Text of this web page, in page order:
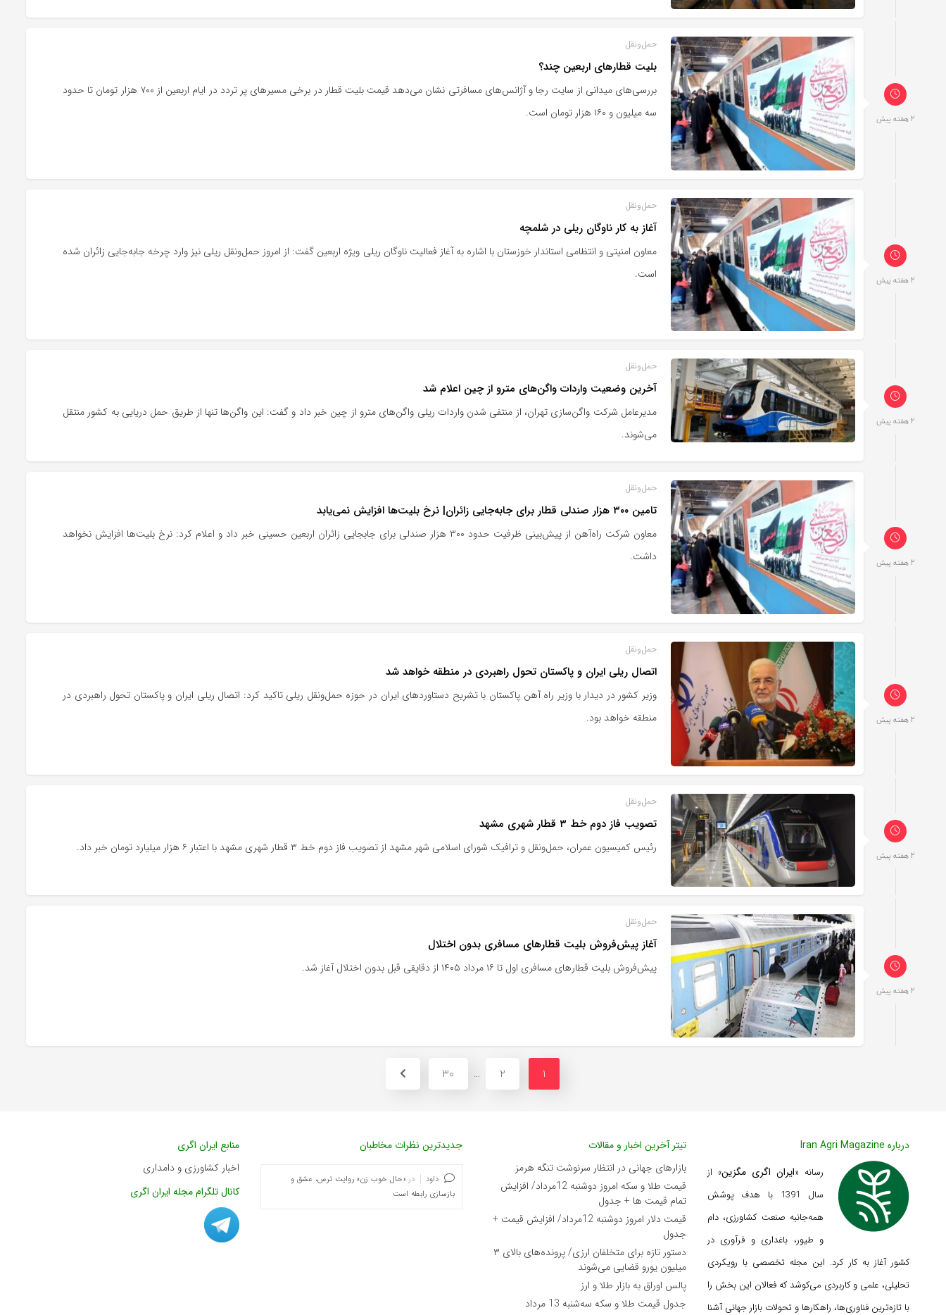
2 هفته پیش
حمل‌و‌نقل
بلیت قطارهای اربعین چند؟
بررسی‌های میدانی از سایت رجا و آژانس‌های مسافرتی نشان می‌دهد قیمت بلیت قطار در برخی مسیرهای پر تردد در ایام اربعین از ۷۰۰ هزار تومان تا حدود
سه میلیون و ۱۶۰ هزار تومان است.
2 هفته پیش
حمل‌و‌نقل
آغاز به کار ناوگان ریلی در شلمچه
معاون امنیتی و انتظامی استاندار خوزستان با اشاره به آغاز فعالیت ناوگان ریلی ویژه اربعین گفت: از امروز حمل‌ونقل ریلی نیز وارد چرخه جابه‌جایی زائران شده
است.
2 هفته پیش
حمل‌و‌نقل
آخرین وضعیت واردات واگن‌های مترو از چین اعلام شد
مدیرعامل شرکت واگن‌سازی تهران، از منتفی شدن واردات ریلی واگن‌های مترو از چین خبر داد و گفت: این واگن‌ها تنها از طریق حمل دریایی به کشور منتقل
می‌شوند.
2 هفته پیش
حمل‌و‌نقل
تامین ۳۰۰ هزار صندلی قطار برای جابه‌جایی زائران| نرخ بلیت‌ها افزایش نمی‌یابد
معاون شرکت راه‌آهن از پیش‌بینی ظرفیت حدود ۳۰۰ هزار صندلی برای جابجایی زائران اربعین حسینی خبر داد و اعلام کرد: نرخ بلیت‌ها افزایش نخواهد
داشت.
2 هفته پیش
حمل‌و‌نقل
اتصال ریلی ایران و پاکستان تحول راهبردی در منطقه خواهد شد
وزیر کشور در دیدار با وزیر راه آهن پاکستان با تشریح دستاوردهای ایران در حوزه حمل‌ونقل ریلی تاکید کرد: اتصال ریلی ایران و پاکستان تحول راهبردی در
منطقه خواهد بود.
2 هفته پیش
حمل‌و‌نقل
تصویب فاز دوم خط ۳ قطار شهری مشهد
رئیس کمیسیون عمران، حمل‌ونقل و ترافیک شورای اسلامی شهر مشهد از تصویب فاز دوم خط ۳ قطار شهری مشهد با اعتبار ۶ هزار میلیارد تومان خبر داد.
2 هفته پیش
حمل‌و‌نقل
آغاز پیش‌فروش بلیت قطارهای مسافری بدون اختلال
پیش‌فروش بلیت قطارهای مسافری اول تا ۱۶ مرداد ۱۴۰۵ از دقایقی قبل بدون اختلال آغاز شد.
1
2
…
30
درباره Iran Agri Magazine
رسانه «ایران اگری مگزین» از
سال 1391 با هدف پوشش
همه‌جانبه صنعت کشاورزی، دام
و طیور، باغداری و فرآوری در
کشور آغاز به کار کرد. این مجله تخصصی با رویکردی
تحلیلی، علمی و کاربردی می‌کوشد کهفعالان این بخش را
با تازه‌ترین فناوری‌ها، راهکارها و تحولات بازار جهانی آشنا
تیتر آخرین اخبار و مقالات
بازارهای جهانی در انتظار سرنوشت تنگه هرمز
قیمت طلا و سکه امروز دوشنبه 12مرداد/ افزایش
تمام قیمت ها + جدول
قیمت دلار امروز دوشنبه 12مرداد/ افزایش قیمت +
جدول
دستور تازه برای متخلفان ارزی/ پرونده‌های بالای ۳
میلیون یورو قضایی می‌شوند
پالس اوراق به بازار طلا و ارز
جدول قیمت طلا و سکه سه‌شنبه 13 مرداد
جدیدترین نظرات مخاطبان
داود در «حال خوب زن» روایت ترس، عشق و
بازسازی رابطه است
منابع ایران اگری
اخبار کشاورزی و دامداری
کانال تلگرام مجله ایران اگری